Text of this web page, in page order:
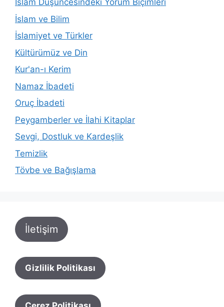
İslam Düşüncesindeki Yorum Biçimleri
İslam ve Bilim
İslamiyet ve Türkler
Kültürümüz ve Din
Kur'an-ı Kerim
Namaz İbadeti
Oruç İbadeti
Peygamberler ve İlahi Kitaplar
Sevgi, Dostluk ve Kardeşlik
Temizlik
Tövbe ve Bağışlama
İletişim
Gizlilik Politikası